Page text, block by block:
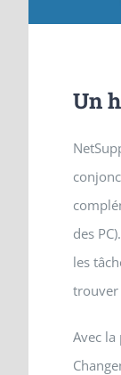
Un
des
les
trouver
Avec la